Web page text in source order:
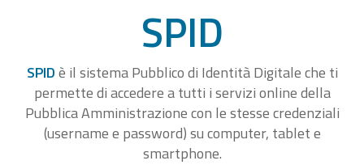
SPID
SPIDè il sistema Pubblico di Identità Digitale che ti
permette di accedere a tutti i servizi online della
Pubblica Amministrazione con le stesse credenziali
(username e password) su computer, tablet e
smartphone.